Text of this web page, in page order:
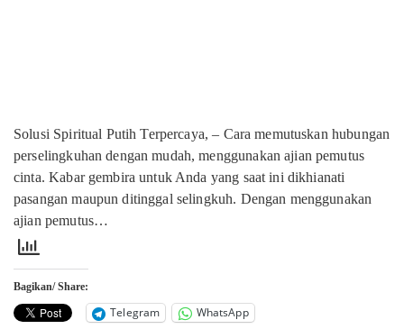
Solusi Spiritual Putih Terpercaya, – Cara memutuskan hubungan
perselingkuhan dengan mudah, menggunakan ajian pemutus
cinta. Kabar gembira untuk Anda yang saat ini dikhianati
pasangan maupun ditinggal selingkuh. Dengan menggunakan
ajian pemutus…
Bagikan/ Share:
Telegram WhatsApp